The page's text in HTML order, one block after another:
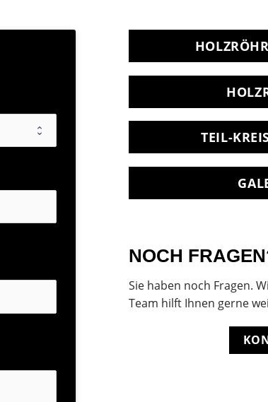
TEIL-
NOCH
Sie haben noch Fragen.
Team hilft Ihnen gerne